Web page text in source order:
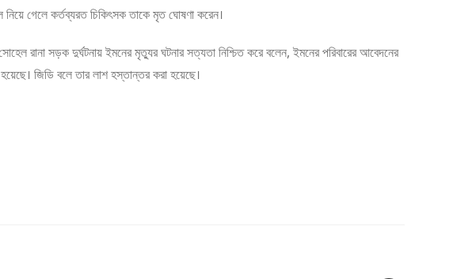
নিয়ে গেলে কর্তব্যরত চিকিৎসক তাকে মৃত ঘোষণা করেন।
রানা সড়ক দুর্ঘটনায় ইমনের মৃত্যুর ঘটনার সত্যতা নিশ্চিত করে বলেন, ইমনের পরিবারের আবেদনের
জিডি বলে তার লাশ হস্তান্তর করা হয়েছে।